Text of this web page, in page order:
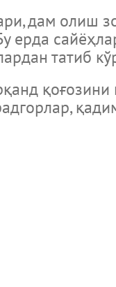
дам олиш
ерда
татиб
қоғозини